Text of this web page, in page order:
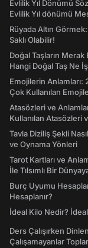
Evlilik Yıl Dönümü
Evlilik Yıl dönümü
Rüyada Altın
Saklı Olabilir!
Doğal Taşların
Hangi Doğal Taş Ne
Emojilerin
Çok Kullanılan
Atasözleri ve
Kullanılan Atasözleri
Tavla Diziliş Şekli
ve Oynama Yönleri
Tarot Kartları ve
İle Tılsımlı Bir
Burç Uyumu
Hesaplanır?
İdeal Kilo Nedir? İdeal
Ders Çalışırken
Çalışamayanlar